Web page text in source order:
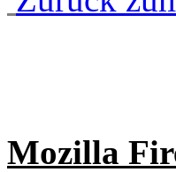
Mozilla